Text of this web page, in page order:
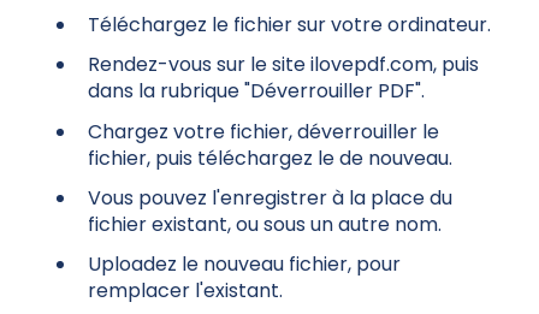
Téléchargez le fichier sur votre ordinateur.
Rendez-vous sur le site ilovepdf.com, puis
dans la rubrique "Déverrouiller PDF".
Chargez votre fichier, déverrouiller le
fichier, puis téléchargez le de nouveau.
Vous pouvez l'enregistrer à la place du
fichier existant, ou sous un autre nom.
Uploadez le nouveau fichier, pour
remplacer l'existant.